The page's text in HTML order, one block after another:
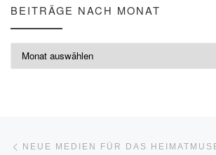
BEITRÄGE NACH MONAT
Beitragsnavigation
NEUE MEDIEN FÜR DAS